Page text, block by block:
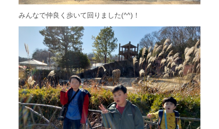
みんなで仲良く歩いて回りました(^^)！